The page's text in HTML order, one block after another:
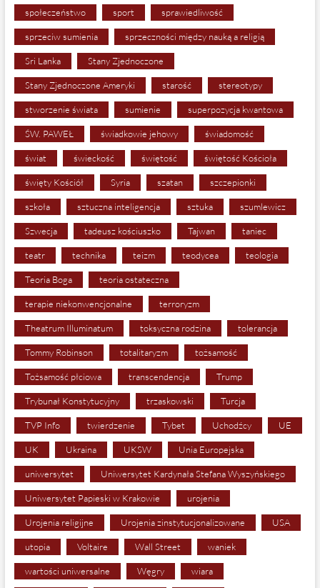
społeczeństwo sport sprawiedliwość
sprzeciw sumienia sprzeczności między nauką a religią
Sri Lanka Stany Zjednoczone
Stany Zjednoczone Ameryki starość stereotypy
stworzenie świata sumienie superpozycja kwantowa
ŚW. PAWEŁ świadkowie jehowy świadomość
świat świeckość świętość świętość Kościoła
święty Kościół Syria szatan szczepionki
szkoła sztuczna inteligencja sztuka szumlewicz
Szwecja tadeusz kościuszko Tajwan taniec
teatr technika teizm teodycea teologia
Teoria Boga teoria ostateczna
terapie niekonwencjonalne terroryzm
Theatrum Illuminatum toksyczna rodzina tolerancja
Tommy Robinson totalitaryzm tożsamość
Tożsamość płciowa transcendencja Trump
Trybunał Konstytucyjny trzaskowski Turcja
TVP Info twierdzenie Tybet Uchodźcy UE
UK Ukraina UKSW Unia Europejska
uniwersytet Uniwersytet Kardynała Stefana Wyszyńskiego
Uniwersytet Papieski w Krakowie urojenia
Urojenia religijne Urojenia zinstytucjonalizowane USA
utopia Voltaire Wall Street waniek
wartości uniwersalne Węgry wiara